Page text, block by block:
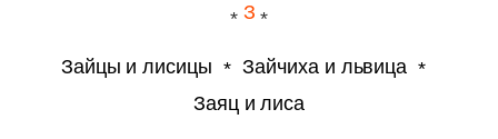
З
Зайцы и лисицы
Зайчиха и львица
Заяц и лиса